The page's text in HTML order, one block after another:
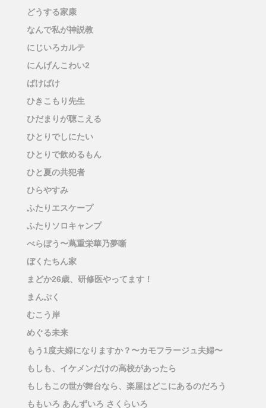
どうする家康
なんで私が神説教
にじいろカルテ
にんげんこわい2
ばけばけ
ひきこもり先生
ひだまりが聴こえる
ひとりでしにたい
ひとりで飲めるもん
ひと夏の共犯者
ひらやすみ
ふたりエスケープ
ふたりソロキャンプ
べらぼう〜蔦重栄華乃夢噺
ぼくたちん家
まどか26歳、研修医やってます！
まんぷく
むこう岸
めぐる未来
もう1度夫婦になりますか？〜カモフラージュ夫婦〜
もしも、イケメンだけの高校があったら
もしもこの世が舞台なら、楽屋はどこにあるのだろう
ももいろ あんずいろ さくらいろ